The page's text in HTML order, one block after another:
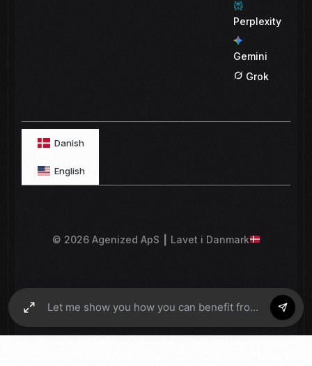
Perplexity
Gemini
Grok
Danish
English
© 2026 Agenized ApS ┃ Lavet i Danmark